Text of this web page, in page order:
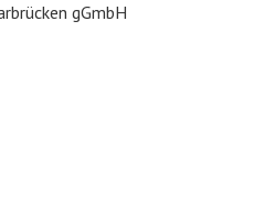
gGmbH